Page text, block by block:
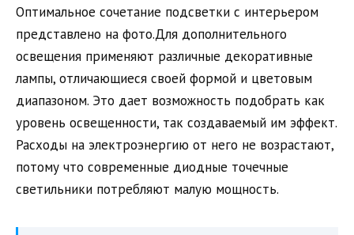
Оптимальное сочетание подсветки с интерьером
представлено на фото.Для дополнительного
освещения применяют различные декоративные
лампы, отличающиеся своей формой и цветовым
диапазоном. Это дает возможность подобрать как
уровень освещенности, так создаваемый им эффект.
Расходы на электроэнергию от него не возрастают,
потому что современные диодные точечные
светильники потребляют малую мощность.